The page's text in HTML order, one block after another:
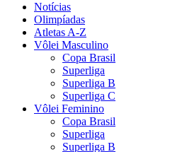
Notícias
Olimpíadas
Atletas A-Z
Vôlei Masculino
Copa Brasil
Superliga
Superliga B
Superliga C
Vôlei Feminino
Copa Brasil
Superliga
Superliga B